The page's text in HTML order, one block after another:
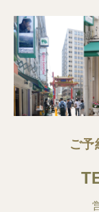
ご予